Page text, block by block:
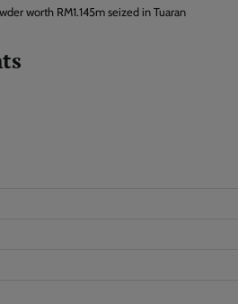
worth RM1.145m seized in Tuaran